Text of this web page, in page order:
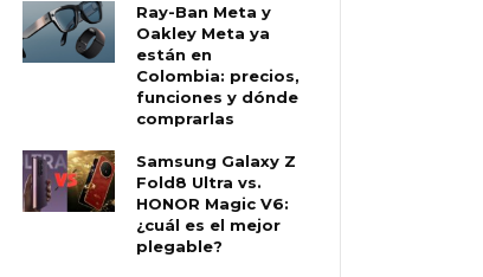
Ray-Ban Meta y
Oakley Meta ya
están en
Colombia: precios,
funciones y dónde
comprarlas
Samsung Galaxy Z
Fold8 Ultra vs.
HONOR Magic V6:
¿cuál es el mejor
plegable?